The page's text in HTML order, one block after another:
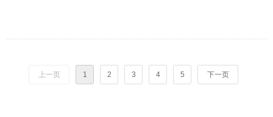
件。
上一页 1 2 3 4 5 下一页